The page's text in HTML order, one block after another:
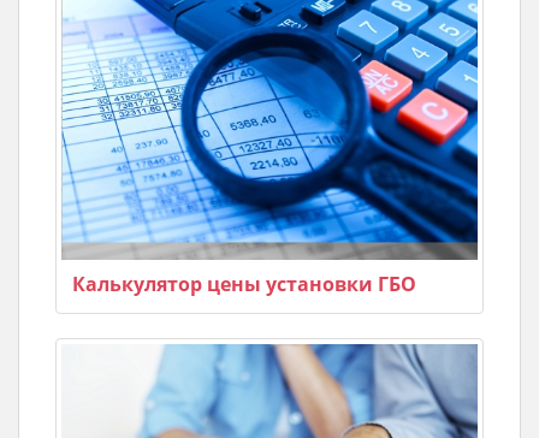
Калькулятор цены установки ГБО